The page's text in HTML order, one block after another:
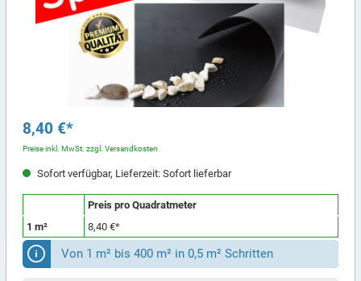
8,40 €*
Preise inkl. MwSt. zzgl. Versandkosten
Sofort verfügbar, Lieferzeit: Sofort lieferbar
Preis pro Quadratmeter
1 m²
8,40 €*
Von 1 m² bis 400 m² in 0,5 m² Schritten